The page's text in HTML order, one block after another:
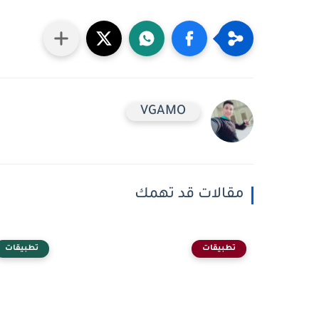
VGAMO
مقالات قد تهمك
تطبيقات تطبيقات